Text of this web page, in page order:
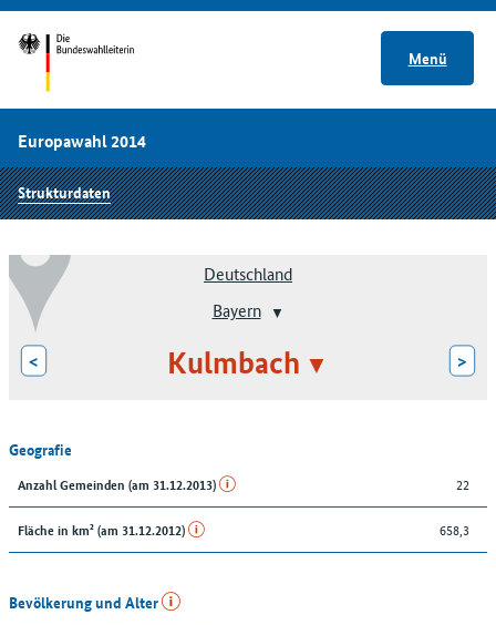
Menü
Europawahl 2014
Strukturdaten
Deutschland
Bayern
< Kulmbach >
Geografie
Anzahl Gemeinden (am 31.12.2013) 22
Fläche in km² (am 31.12.2012) 658,3
Bevölkerung und Alter